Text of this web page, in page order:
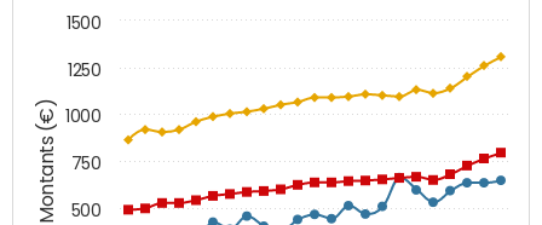
Montants (€) 500
750
1000
1250
1500